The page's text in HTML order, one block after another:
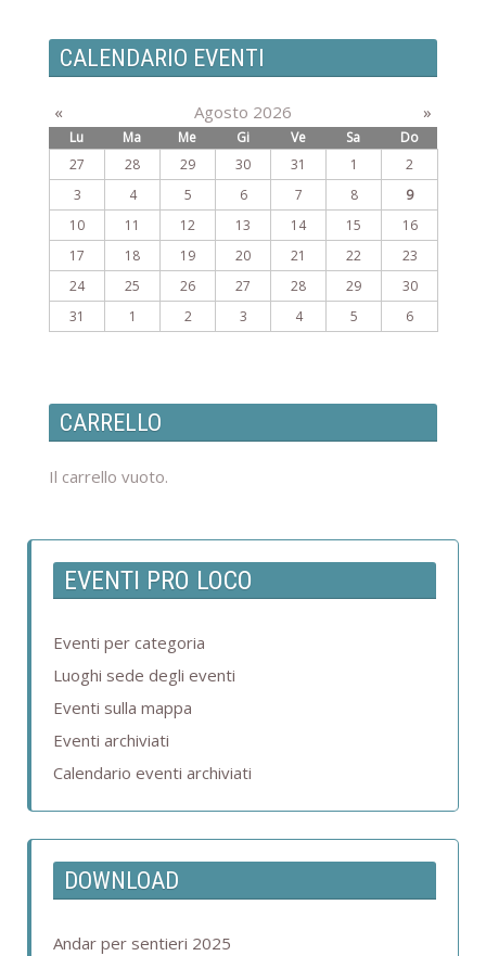
CALENDARIO EVENTI
« Agosto 2026 »
Lu Ma Me Gi Ve Sa
Do
27
28 29 30 31 1
2
3
4 5 6 7 8
9
10
11 12 13 14 15
16
17
18 19 20 21 22
23
24
25 26 27 28 29
30
31
1 2 3 4 5 6
CARRELLO
Il carrello vuoto.
EVENTI PRO LOCO
Eventi per categoria
Luoghi sede degli eventi
Eventi sulla mappa
Eventi archiviati
Calendario eventi archiviati
DOWNLOAD
Andar per sentieri 2025